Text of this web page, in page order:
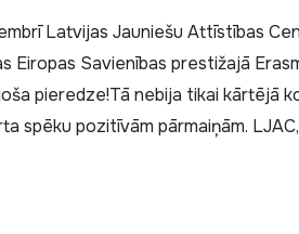
Latvijas Jauniešu Attīstības
Eiropas Savienības prestižajā
pieredze!Tā nebija tikai kārtējā
spēku pozitīvām pārmaiņām.